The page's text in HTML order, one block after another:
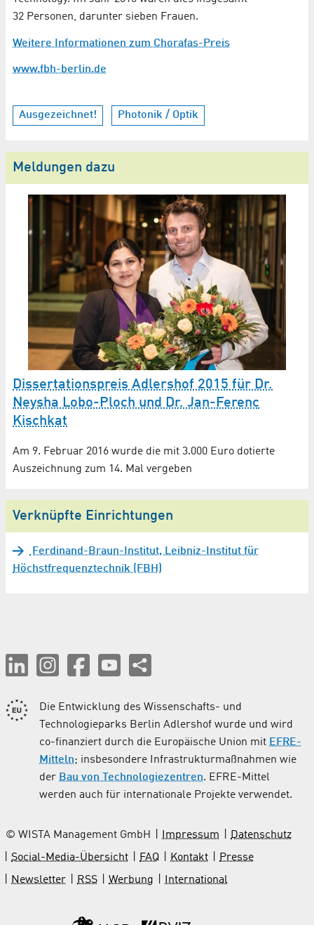
32 Personen, darunter sieben Frauen.
Weitere Informationen zum Chorafas-Preis
www.fbh-berlin.de
Ausgezeichnet! Photonik / Optik
Meldungen dazu
Dissertationspreis Adlershof 2015 für Dr.
Neysha Lobo-Ploch und Dr. Jan-Ferenc
Kischkat
Am 9. Februar 2016 wurde die mit 3.000 Euro dotierte
Auszeichnung zum 14. Mal vergeben
Verknüpfte Einrichtungen
Ferdinand-Braun-Institut, Leibniz-Institut für
Höchstfrequenztechnik (FBH)
Die Entwicklung des Wissenschafts- und
Technologieparks Berlin Adlershof wurde und wird
co-finanziert durch die Europäische Union mit EFRE-
Mitteln; insbesondere Infrastrukturmaßnahmen wie
der Bau von Technologiezentren. EFRE-Mittel
werden auch für internationale Projekte verwendet.
© WISTA Management GmbH Impressum
Datenschutz
Social-Media-Übersicht
FAQ Kontakt
Presse
Newsletter
RSS Werbung International